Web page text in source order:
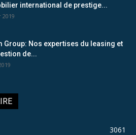
international de prestige...
Group: Nos expertises du leasing et
de...
3061